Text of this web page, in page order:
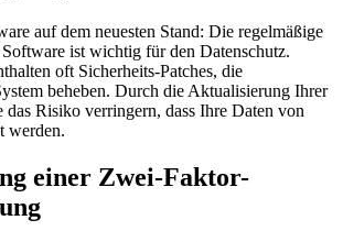
auf dem neuesten Stand: Die regelmäßige
ist wichtig für den Datenschutz.
oft Sicherheits-Patches, die
beheben. Durch die Aktualisierung Ihrer
das Risiko verringern, dass Ihre Daten von
werden.
einer Zwei-Faktor-